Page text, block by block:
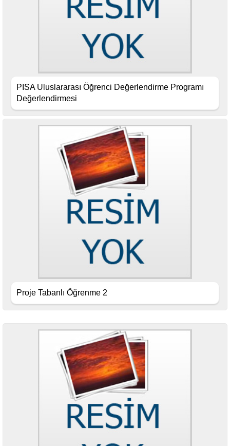
PISA Uluslararası Öğrenci Değerlendirme Programı
Değerlendirmesi
Proje Tabanlı Öğrenme 2